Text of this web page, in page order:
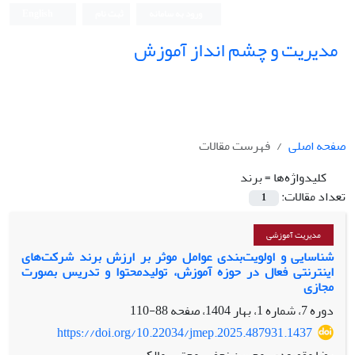
مدیریت و چشم انداز آموزش
صفحه اصلی
فهرست مقالات
کلیدواژه‌ها =برند
تعداد مقالات:
1
مدیریت آموزشی
شناسایی و اولویت‌بندی عوامل موثر بر ارزش برند شرکت‌های
اینترنتی فعال در حوزه آموزش، تولیدمحتوا و تدریس بصورت
مجازی
دوره 7، شماره 1، بهار 1404، صفحه
88-110
https://doi.org/10.22034/jmep.2025.487931.1437